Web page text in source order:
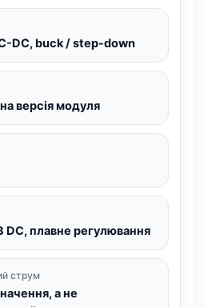
DC, buck / step-down
версія модуля
DC, плавне регулювання
струм
а не